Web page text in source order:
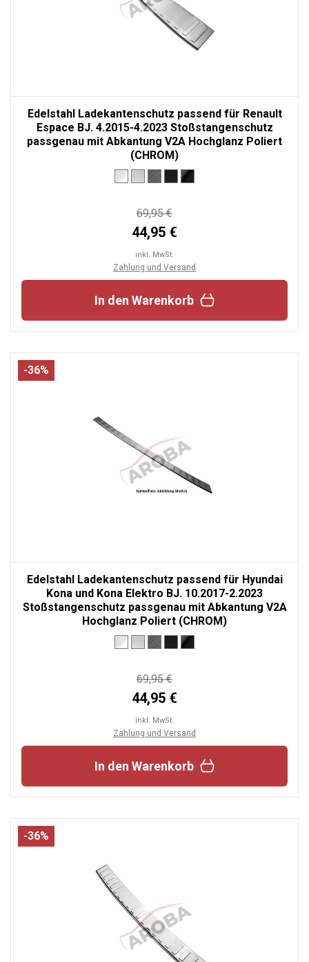
Edelstahl Ladekantenschutz passend für Renault
Espace BJ. 4.2015-4.2023 Stoßstangenschutz
passgenau mit Abkantung V2A Hochglanz Poliert
(CHROM)
69,95 €
44,95 €
inkl. MwSt.
Zahlung und Versand
In den Warenkorb
-36%
Edelstahl Ladekantenschutz passend für Hyundai
Kona und Kona Elektro BJ. 10.2017-2.2023
Stoßstangenschutz passgenau mit Abkantung V2A
Hochglanz Poliert (CHROM)
69,95 €
44,95 €
inkl. MwSt.
Zahlung und Versand
In den Warenkorb
-36%